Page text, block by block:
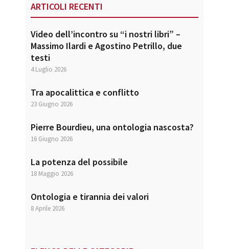
ARTICOLI RECENTI
Video dell’incontro su “i nostri libri” –
Massimo Ilardi e Agostino Petrillo, due
testi
4 Luglio 2026
Tra apocalittica e conflitto
23 Giugno 2026
Pierre Bourdieu, una ontologia nascosta?
16 Giugno 2026
La potenza del possibile
18 Maggio 2026
Ontologia e tirannia dei valori
8 Aprile 2026